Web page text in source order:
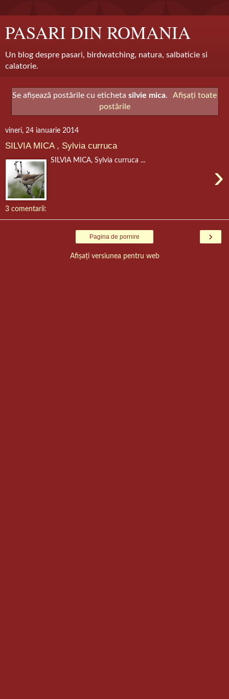
PASARI DIN ROMANIA
Un blog despre pasari, birdwatching, natura, salbaticie si
calatorie.
Se afișează postările cu eticheta silvie mica.
Afișați toate
postările
vineri, 24 ianuarie 2014
SILVIA MICA , Sylvia curruca
›
SILVIA MICA, Sylvia curruca ...
3 comentarii:
›
Pagina de pornire
Afișați versiunea pentru web